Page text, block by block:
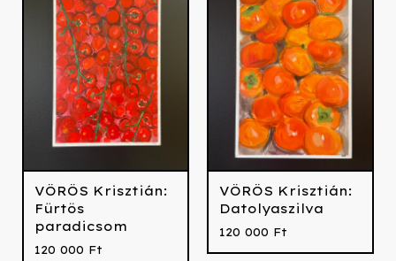
VÖRÖS Krisztián:
Fürtös
paradicsom
120 000 Ft
VÖRÖS Krisztián:
Datolyaszilva
120 000 Ft